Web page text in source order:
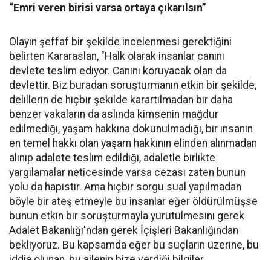
“Emri veren birisi varsa ortaya çıkarılsın”
Olayın şeffaf bir şekilde incelenmesi gerektiğini
belirten Kararaslan, "Halk olarak insanlar canını
devlete teslim ediyor. Canını koruyacak olan da
devlettir. Biz buradan soruşturmanın etkin bir şekilde,
delillerin de hiçbir şekilde karartılmadan bir daha
benzer vakaların da aslında kimsenin mağdur
edilmediği, yaşam hakkına dokunulmadığı, bir insanın
en temel hakkı olan yaşam hakkının elinden alınmadan
alınıp adalete teslim edildiği, adaletle birlikte
yargılamalar neticesinde varsa cezası zaten bunun
yolu da hapistir. Ama hiçbir sorgu sual yapılmadan
böyle bir ateş etmeyle bu insanlar eğer öldürülmüşse
bunun etkin bir soruşturmayla yürütülmesini gerek
Adalet Bakanlığı'ndan gerek İçişleri Bakanlığından
bekliyoruz. Bu kapsamda eğer bu suçların üzerine, bu